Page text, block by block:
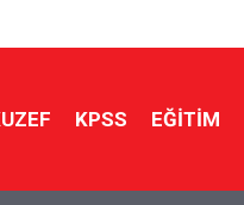
KPSS EĞİTİM